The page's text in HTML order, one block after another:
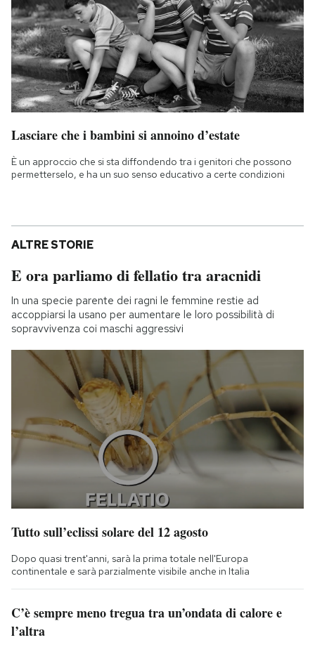
Lasciare che i bambini si annoino d’estate
È un approccio che si sta diffondendo tra i genitori che possono
permetterselo, e ha un suo senso educativo a certe condizioni
ALTRE STORIE
E ora parliamo di fellatio tra aracnidi
In una specie parente dei ragni le femmine restie ad
accoppiarsi la usano per aumentare le loro possibilità di
sopravvivenza coi maschi aggressivi
Tutto sull’eclissi solare del 12 agosto
Dopo quasi trent'anni, sarà la prima totale nell'Europa
continentale e sarà parzialmente visibile anche in Italia
C’è sempre meno tregua tra un’ondata di calore e
l’altra